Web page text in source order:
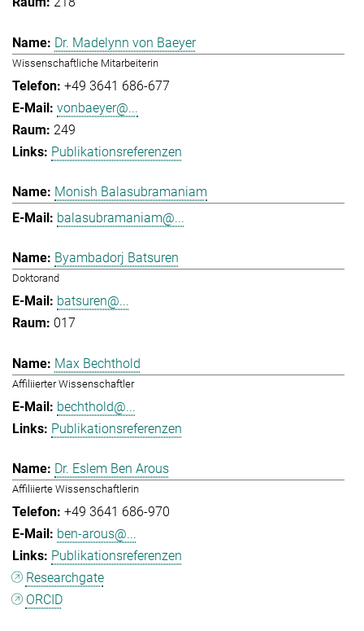
Dr. Madelynn von Baeyer
Wissenschaftliche Mitarbeiterin
+49 3641 686-677
vonbaeyer@...
249
Publikationsreferenzen
Monish Balasubramaniam
balasubramaniam@...
Byambadorj Batsuren
Doktorand
batsuren@...
017
Max Bechthold
Affiliierter Wissenschaftler
bechthold@...
Publikationsreferenzen
Dr. Eslem Ben Arous
Affiliierte Wissenschaftlerin
+49 3641 686-970
ben-arous@...
Publikationsreferenzen
Researchgate
ORCID